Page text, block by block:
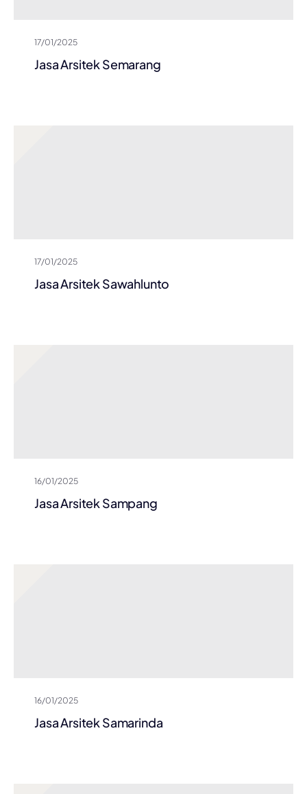
17/01/2025
Jasa Arsitek Semarang
17/01/2025
Jasa Arsitek Sawahlunto
16/01/2025
Jasa Arsitek Sampang
16/01/2025
Jasa Arsitek Samarinda